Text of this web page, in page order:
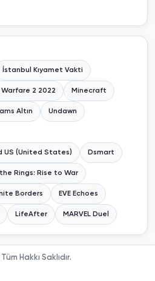
İstanbul Kıyamet Vakti
2 2022 Minecraft
Altın Undawn
US (United States) Dsmart
Rings: Rise to War
Borders EVE Echoes
LifeAfter MARVEL Duel
Hakkı Saklıdır.